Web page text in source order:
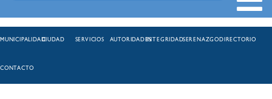
MUNICIPALIDADCIUDAD SERVICIOS AUTORIDADESINTEGRIDADSERENAZGODIRECTORIO
CONTACTO